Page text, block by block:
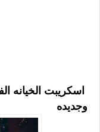
اسكريبت الخيانه
وجديده